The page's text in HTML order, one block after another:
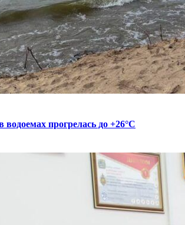
прогрелась до +26°C